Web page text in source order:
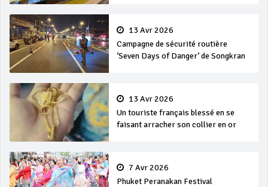
13 Avr 2026
Campagne de sécurité routière
‘Seven Days of Danger’ de Songkran
13 Avr 2026
Un touriste français blessé en se
faisant arracher son collier en or
7 Avr 2026
Phuket Peranakan Festival